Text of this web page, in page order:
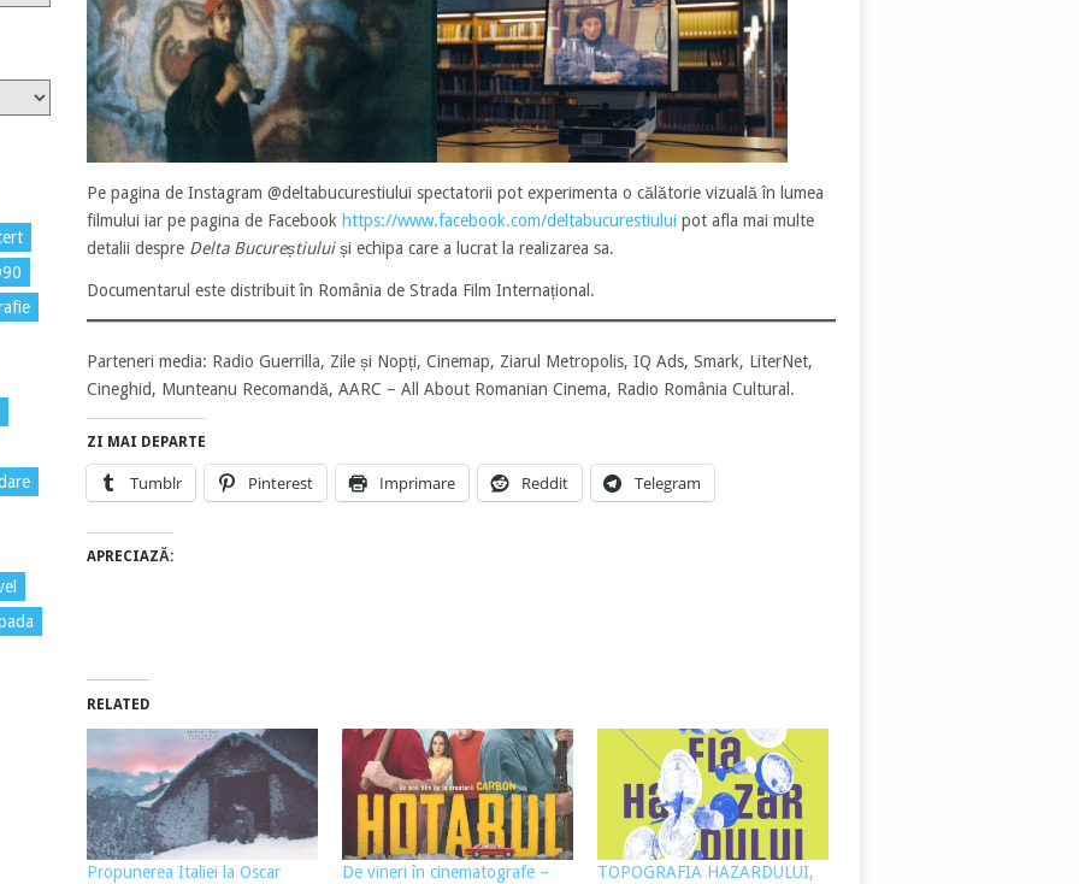
Pe pagina de Instagram @deltabucurestiului spectatorii pot experimenta o călătorie vizuală în lumea
filmului iar pe pagina de Facebook https://www.facebook.com/deltabucurestiului pot afla mai multe
detalii despre Delta Bucureștiuluiși echipa care a lucrat la realizarea sa.
Documentarul este distribuit în România de Strada Film Internațional.
Parteneri media: Radio Guerrilla, Zile și Nopți, Cinemap, Ziarul Metropolis, IQ Ads, Smark, LiterNet,
Cineghid, Munteanu Recomandă, AARC – All About Romanian Cinema, Radio România Cultural.
ZI MAI DEPARTE
Tumblr Pinterest Imprimare Reddit Telegram
APRECIAZĂ:
RELATED
Propunerea Italiei la Oscar
De vineri în cinematografe –
TOPOGRAFIA HAZARDULUI,